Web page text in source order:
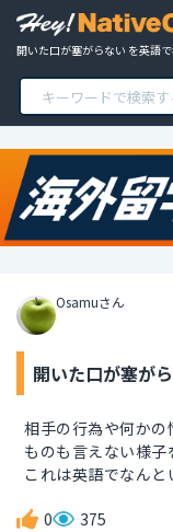
開いた口が塞がらない を英語
Osamuさん
開いた口が塞が
相手の行為や何かの
ものも言えない様子
これは英語でなんと
0 375